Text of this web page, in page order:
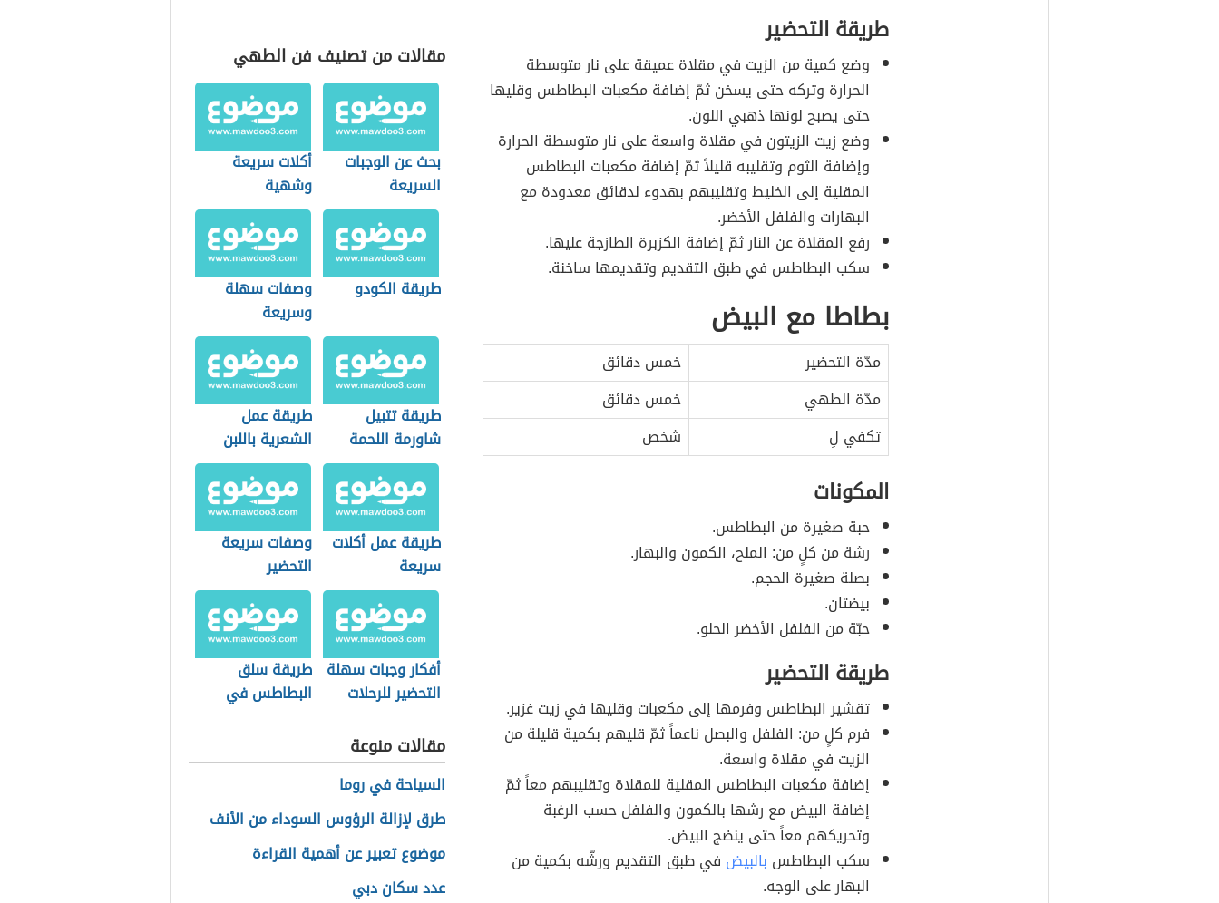
طريقة التحضير
وضع كمية من الزيت في مقلاة عميقة على نار متوسطة
الحرارة وتركه حتى يسخن ثمّ إضافة مكعبات البطاطس وقليها
حتى يصبح لونها ذهبي اللون.
وضع زيت الزيتون في مقلاة واسعة على نار متوسطة الحرارة
وإضافة الثوم وتقليبه قليلاً ثمّ إضافة مكعبات البطاطس
المقلية إلى الخليط وتقليبهم بهدوء لدقائق معدودة مع
البهارات والفلفل الأخضر.
رفع المقلاة عن النار ثمّ إضافة الكزبرة الطازجة عليها.
سكب البطاطس في طبق التقديم وتقديمها ساخنة.
بطاطا مع البيض
مدّة التحضير
خمس دقائق
مدّة الطهي
خمس دقائق
تكفي لِ
شخص
المكونات
حبة صغيرة من البطاطس.
رشة من كلٍ من: الملح، الكمون والبهار.
بصلة صغيرة الحجم.
بيضتان.
حبّة من الفلفل الأخضر الحلو.
طريقة التحضير
تقشير البطاطس وفرمها إلى مكعبات وقليها في زيت غزير.
فرم كلٍ من: الفلفل والبصل ناعماً ثمّ قليهم بكمية قليلة من
الزيت في مقلاة واسعة.
إضافة مكعبات البطاطس المقلية للمقلاة وتقليبهم معاً ثمّ
إضافة البيض مع رشها بالكمون والفلفل حسب الرغبة
وتحريكهم معاً حتى ينضج البيض.
سكب البطاطس بالبيض في طبق التقديم ورشّه بكمية من
البهار على الوجه.
مقالات من تصنيف فن الطهي
بحث عن الوجبات
السريعة
أكلات سريعة
وشهية
طريقة الكودو
وصفات سهلة
وسريعة
طريقة تتبيل
شاورمة اللحمة
طريقة عمل
الشعرية باللبن
طريقة عمل أكلات
سريعة
وصفات سريعة
التحضير
أفكار وجبات سهلة
التحضير للرحلات
طريقة سلق
البطاطس في
مقالات منوعة
السياحة في روما
طرق لإزالة الرؤوس السوداء من الأنف
موضوع تعبير عن أهمية القراءة
عدد سكان دبي